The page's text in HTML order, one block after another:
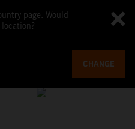
page. Would
CHANGE